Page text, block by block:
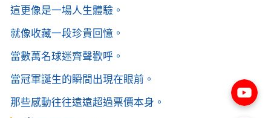
這更像是一場人生體驗。
就像收藏一段珍貴回憶。
當數萬名球迷齊聲歡呼。
當冠軍誕生的瞬間出現在眼前。
那些感動往往遠遠超過票價本身。